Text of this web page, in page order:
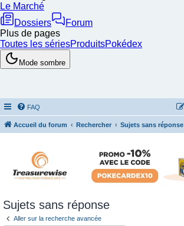
FAQ
Accueil du forum Rechercher Sujets sans réponse
Sujets sans réponse
Aller sur la recherche avancée